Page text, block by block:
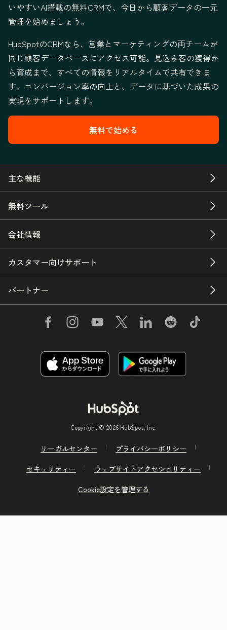
いやすいAI搭載の無料CRMで、今日から顧客データの一元
管理を始めましょう。
HubSpotのCRMなら、営業とマーケティングの両チームが
同じ顧客データベースにアクセス可能。見込み客の獲得か
ら育成まで、すべての情報をリアルタイムで共有できま
す。コンバージョン率の向上と、データに基づいた成果の
実現をサポートします。
無料で始める
主な機能
無料ツール
会社情報
カスタマー向けサポート
パートナー
Copyright © 2026 HubSpot, Inc.
リーガルセンター
プライバシーポリシー
セキュリティー
ウェブサイトアクセシビリティー
Cookie設定を管理する